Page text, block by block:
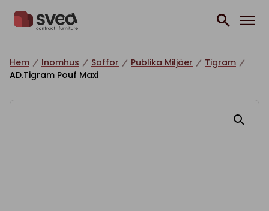
Hem Inomhus Soffor Publika Miljöer
Tigram
AD.Tigram Pouf Maxi